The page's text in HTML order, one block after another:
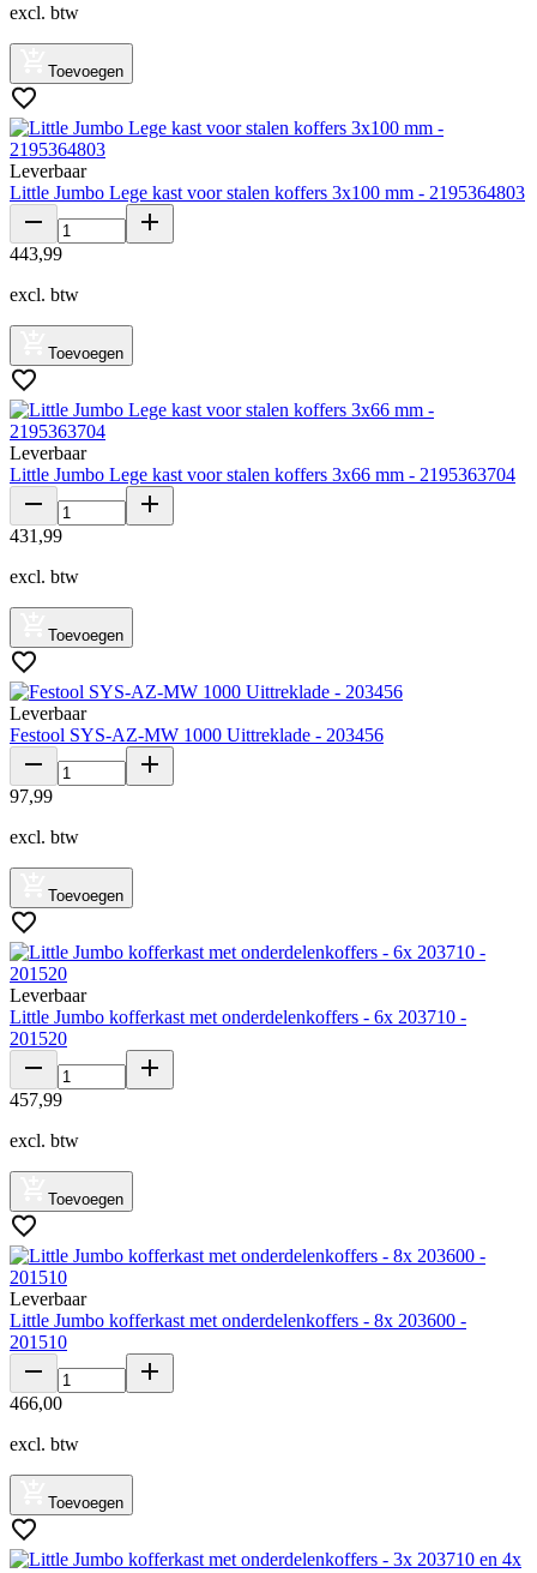
excl. btw
Toevoegen
Leverbaar
Little Jumbo Lege kast voor stalen koffers 3x100 mm - 2195364803
443,99
excl. btw
Toevoegen
Leverbaar
Little Jumbo Lege kast voor stalen koffers 3x66 mm - 2195363704
431 ,99
excl. btw
Toevoegen
Leverbaar
Festool SYS-AZ-MW 1000 Uittreklade - 203456
97,99
excl. btw
Toevoegen
Leverbaar
Little Jumbo kofferkast met onderdelenkoffers - 6x 203710 -
201520
457,99
excl. btw
Toevoegen
Leverbaar
Little Jumbo kofferkast met onderdelenkoffers - 8x 203600 -
201510
466,00
excl. btw
Toevoegen